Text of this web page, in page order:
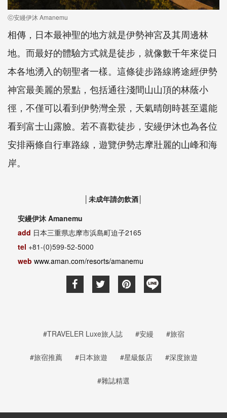
ⓒ安縵伊沐 Amanemu
相傳，日本最神聖的地方就是伊勢神宮及其周邊林
地。而最好的體驗方式就是徒步，就像數千年來從日
本各地湧入的朝聖者一樣。這條徒步路線將途經伊勢
神宮最美麗的景點，包括通往淺間山山頂的林蔭小
徑，不僅可以看到伊勢灣全景，天氣晴朗時甚至還能
看到富士山露臉。若不喜歡徒步，安縵伊沐也為各位
安排兩條自行車路線，遊覽伊勢志摩壯麗的山峰和海
岸。
│未成年請勿飲酒│
安縵伊沐 Amanemu
add 日本三重県志摩市浜島町迫子2165
tel +81-(0)599-52-5000
web www.aman.com/resorts/amanemu
#TRAVELER Luxe旅人誌 #安縵 #旅宿
#旅宿推薦 #日本旅遊 #星級飯店 #深度旅遊
#雜誌精選